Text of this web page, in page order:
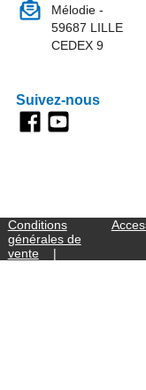
Mélodie -
59687 LILLE
CEDEX 9
Suivez-nous
Conditions
générales de
vente